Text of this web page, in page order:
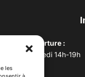
les
d’ouverture :
au vendredi 14h-19h
10h –17h